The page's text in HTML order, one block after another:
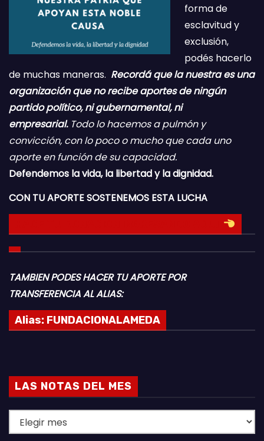
forma de
esclavitud y
exclusión,
podés hacerlo
de muchas maneras. Recordá que la nuestra es una
organización que no recibe aportes de ningún
partido político, ni gubernamental, ni
empresarial.Todo lo hacemos a pulmón y
convicción, con lo poco o mucho que cada uno
aporte en función de su capacidad.
Defendemos la vida, la libertad y la dignidad.
CON TU APORTE SOSTENEMOS ESTA LUCHA
TAMBIEN PODES HACER TU APORTE POR
TRANSFERENCIA AL ALIAS:
Alias: FUNDACIONALAMEDA
LAS NOTAS DEL MES
A